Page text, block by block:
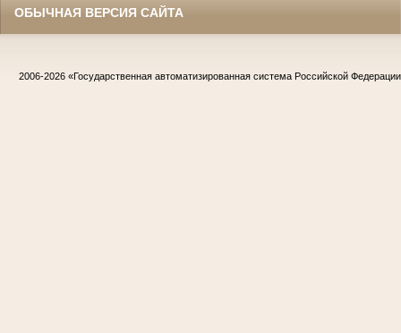
ОБЫЧНАЯ ВЕРСИЯ САЙТА
2006-2026 «Государственная автоматизированная система Российской